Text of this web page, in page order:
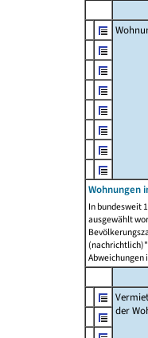
Wohnungen
In bundesweit
ausgewählt
Abweichungen
der